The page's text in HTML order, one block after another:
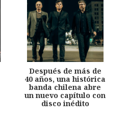
Después de más de
40 años, una histórica
banda chilena abre
un nuevo capítulo con
disco inédito